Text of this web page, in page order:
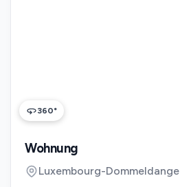
360°
Wohnung
Luxembourg-Dommeldange